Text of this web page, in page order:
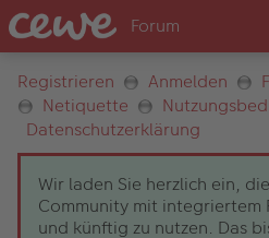
Registrieren Anmelden
Netiquette
Datenschutzerklärung
Wir laden Sie herzlich ein,
Community mit integriertem
und künftig zu nutzen. Das